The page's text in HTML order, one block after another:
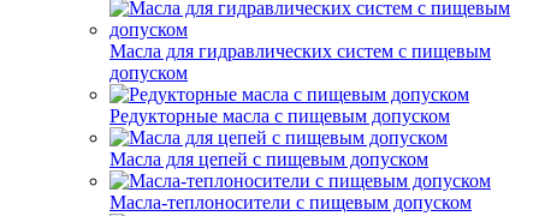
Масла для гидравлических систем с пищевым
допуском
Редукторные масла с пищевым допуском
Масла для цепей с пищевым допуском
Масла-теплоносители с пищевым допуском